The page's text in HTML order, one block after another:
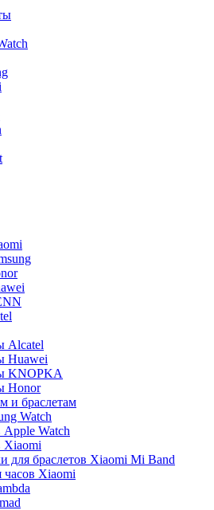
Alcatel
Huawei
KNOPKA
Honor
и браслетам
Watch
Apple Watch
Xiaomi
для браслетов Xiaomi Mi Band
Xiaomi